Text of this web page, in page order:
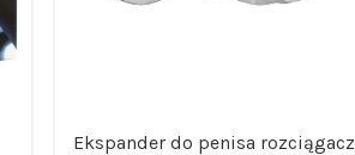
Ekspander do penisa rozciągacz